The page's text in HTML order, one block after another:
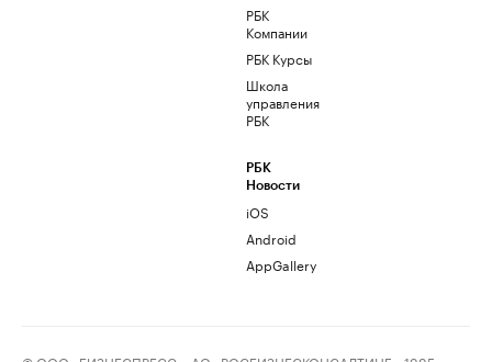
РБК
Компании
РБК Курсы
Школа
управления
РБК
РБК
Новости
iOS
Android
AppGallery